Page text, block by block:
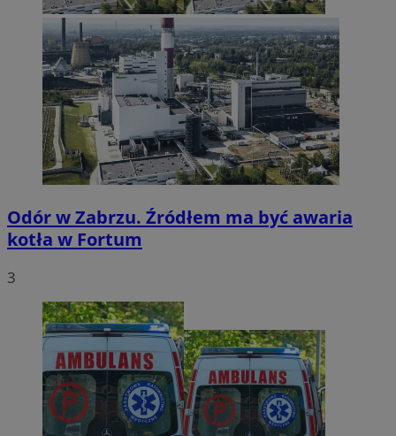
Odór w Zabrzu. Źródłem ma być awaria
kotła w Fortum
3